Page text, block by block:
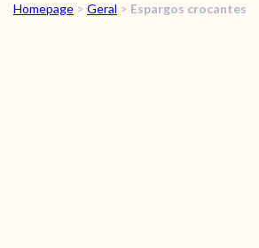
RECEITAS
Homepage > Geral > Espargos crocantes